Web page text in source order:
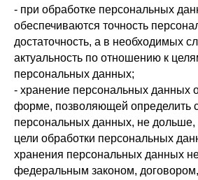
- при обработке персональных
обеспечиваются точность
достаточность, а в необходимых
актуальность по отношению к
персональных данных;
- хранение персональных данных
форме, позволяющей определить
персональных данных, не дольше,
цели обработки персональных
хранения персональных данных
федеральным законом,